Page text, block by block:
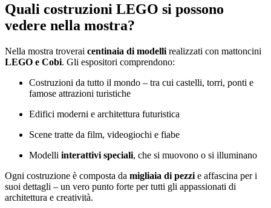
Quali costruzioni LEGO si possono
vedere nella mostra?
Nella mostra troverai centinaia di modelli realizzati con mattoncini
LEGO e Cobi. Gli espositori comprendono:
Costruzioni da tutto il mondo – tra cui castelli, torri, ponti e
famose attrazioni turistiche
Edifici moderni e architettura futuristica
Scene tratte da film, videogiochi e fiabe
Modelli interattivi speciali, che si muovono o si illuminano
Ogni costruzione è composta da migliaia di pezzi e affascina per i
suoi dettagli – un vero punto forte per tutti gli appassionati di
architettura e creatività.